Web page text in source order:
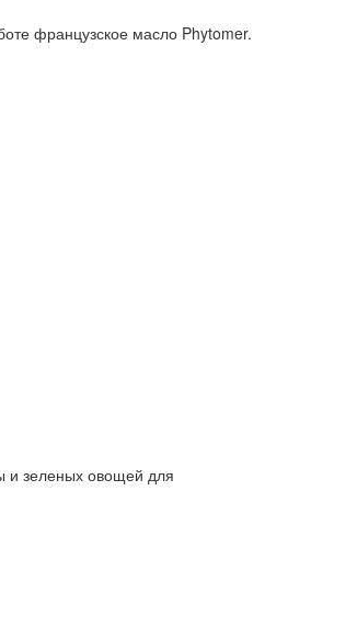
французское масло Phytomer.
и зеленых овощей для